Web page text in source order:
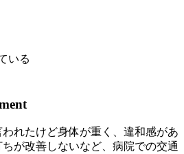
れたけど身体が重く、違和感があ
が改善しないなど、病院での交通